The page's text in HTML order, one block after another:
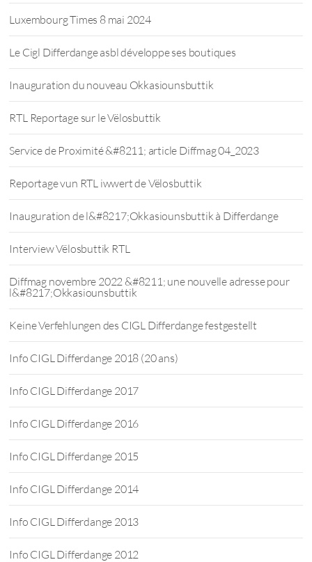
Luxembourg Times 8 mai 2024
Le Cigl Differdange asbl développe ses boutiques
Inauguration du nouveau Okkasiounsbuttik
RTL Reportage sur le Vëlosbuttik
Service de Proximité &#8211; article Diffmag 04_2023
Reportage vun RTL iwwert de Vëlosbuttik
Inauguration de l&#8217;Okkasiounsbuttik à Differdange
Interview Vëlosbuttik RTL
Diffmag novembre 2022 &#8211; une nouvelle adresse pour
l&#8217;Okkasiounsbuttik
Keine Verfehlungen des CIGL Differdange festgestellt
Info CIGL Differdange 2018 (20 ans)
Info CIGL Differdange 2017
Info CIGL Differdange 2016
Info CIGL Differdange 2015
Info CIGL Differdange 2014
Info CIGL Differdange 2013
Info CIGL Differdange 2012